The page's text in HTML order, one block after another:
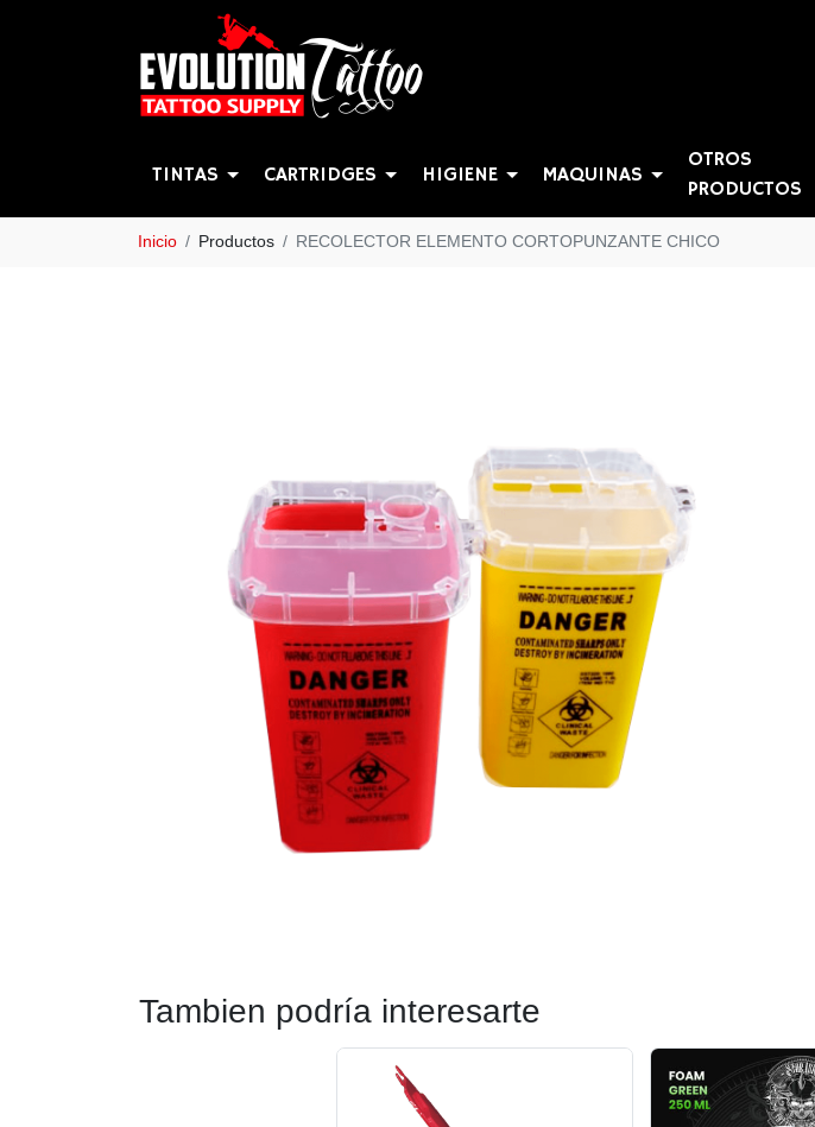
TINTAS CARTRIDGES HIGIENE MAQUINAS
OTROS
PRODUCTOS
Inicio Productos RECOLECTOR ELEMENTO CORTOPUNZANTE CHICO
Tambien podría interesarte